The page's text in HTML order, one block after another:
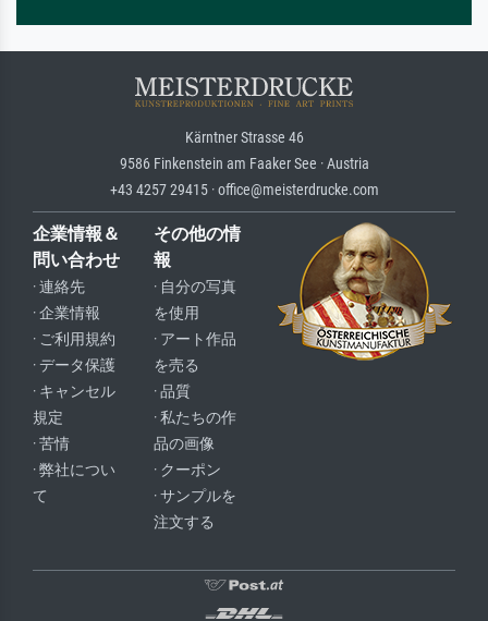
Kärntner Strasse 46
9586 Finkenstein am Faaker See · Austria
+43 4257 29415 · office@meisterdrucke.com
企業情報＆
問い合わせ
· 連絡先
· 企業情報
· ご利用規約
· データ保護
· キャンセル
規定
· 苦情
· 弊社につい
て
その他の情
報
· 自分の写真
を使用
· アート作品
を売る
· 品質
· 私たちの作
品の画像
· クーポン
· サンプルを
注文する